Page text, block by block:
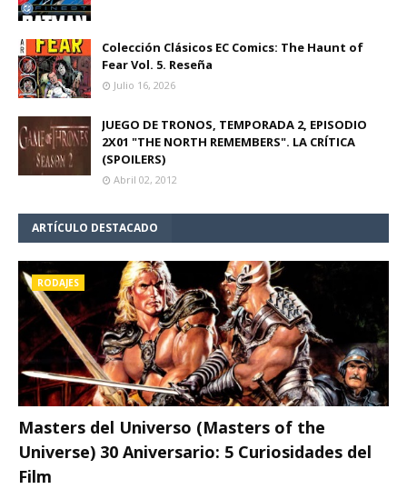
Colección Clásicos EC Comics: The Haunt of
Fear Vol. 5. Reseña
Julio 16, 2026
JUEGO DE TRONOS, TEMPORADA 2, EPISODIO
2X01 "THE NORTH REMEMBERS". LA CRÍTICA
(SPOILERS)
Abril 02, 2012
ARTÍCULO DESTACADO
RODAJES
Masters del Universo (Masters of the
Universe) 30 Aniversario: 5 Curiosidades del
Film